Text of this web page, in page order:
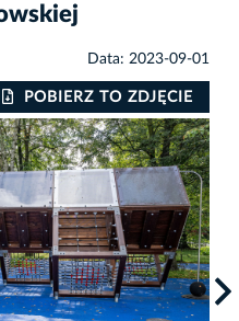
Data: 2023-09-01
POBIERZ TO ZDJĘCIE